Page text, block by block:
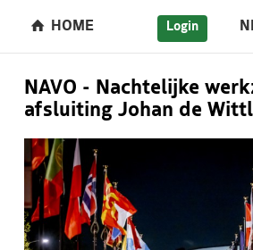
HOME Login
NAVO - Nachtelijke
afsluiting Johan de